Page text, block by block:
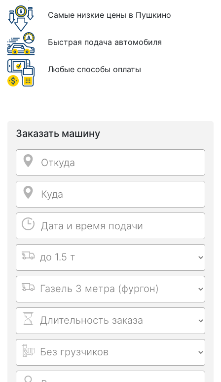
Самые низкие цены в Пушкино
Быстрая подача автомобиля
Любые способы оплаты
Заказать машину